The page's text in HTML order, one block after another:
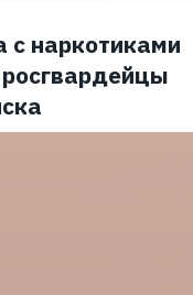
с наркотиками